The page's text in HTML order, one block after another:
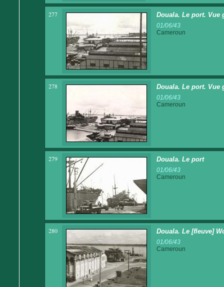
277 Douala. Le port. Vue
01/06/43
Cameroun
278 Douala. Le port. Vue
01/06/43
Cameroun
279 Douala. Le port
01/06/43
Cameroun
280 Douala. Le [fleuve]
01/06/43
Cameroun